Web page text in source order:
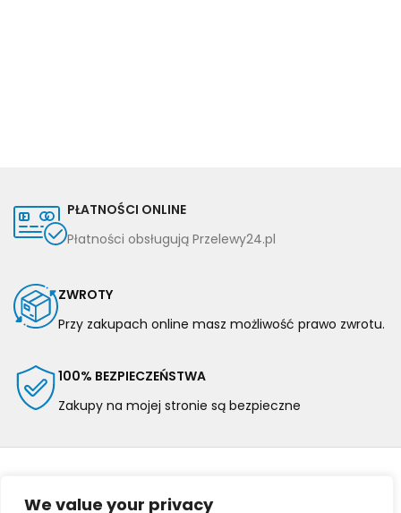
We value your privacy
PŁATNOŚCI ONLINE
Płatności obsługują Przelewy24.pl
ZWROTY
Przy zakupach online masz możliwość prawo zwrotu.
100% BEZPIECZEŃSTWA
Zakupy na mojej stronie są bezpieczne